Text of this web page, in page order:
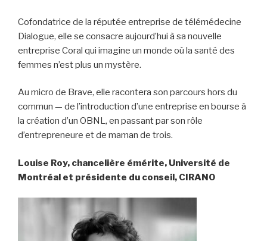
Cofondatrice de la réputée entreprise de télémédecine
Dialogue, elle se consacre aujourd’hui à sa nouvelle
entreprise Coral qui imagine un monde où la santé des
femmes n’est plus un mystère.
Au micro de Brave, elle racontera son parcours hors du
commun — de l’introduction d’une entreprise en bourse à
la création d’un OBNL, en passant par son rôle
d’entrepreneure et de maman de trois.
Louise Roy, chancelière émérite, Université de
Montréal et présidente du conseil, CIRANO